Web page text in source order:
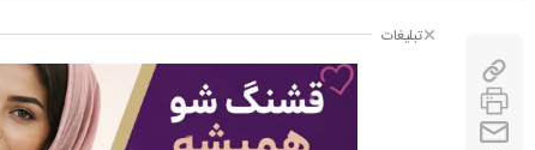
تبلیغات